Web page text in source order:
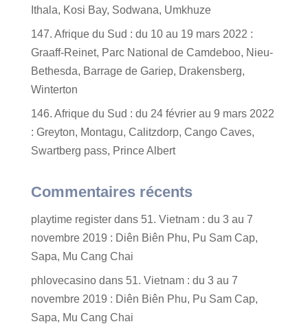
Ithala, Kosi Bay, Sodwana, Umkhuze
147. Afrique du Sud : du 10 au 19 mars 2022 :
Graaff-Reinet, Parc National de Camdeboo, Nieu-
Bethesda, Barrage de Gariep, Drakensberg,
Winterton
146. Afrique du Sud : du 24 février au 9 mars 2022
: Greyton, Montagu, Calitzdorp, Cango Caves,
Swartberg pass, Prince Albert
Commentaires récents
playtime registerdans 51. Vietnam : du 3 au 7
novembre 2019 : Diên Biên Phu, Pu Sam Cap,
Sapa, Mu Cang Chai
phlovecasinodans 51. Vietnam : du 3 au 7
novembre 2019 : Diên Biên Phu, Pu Sam Cap,
Sapa, Mu Cang Chai